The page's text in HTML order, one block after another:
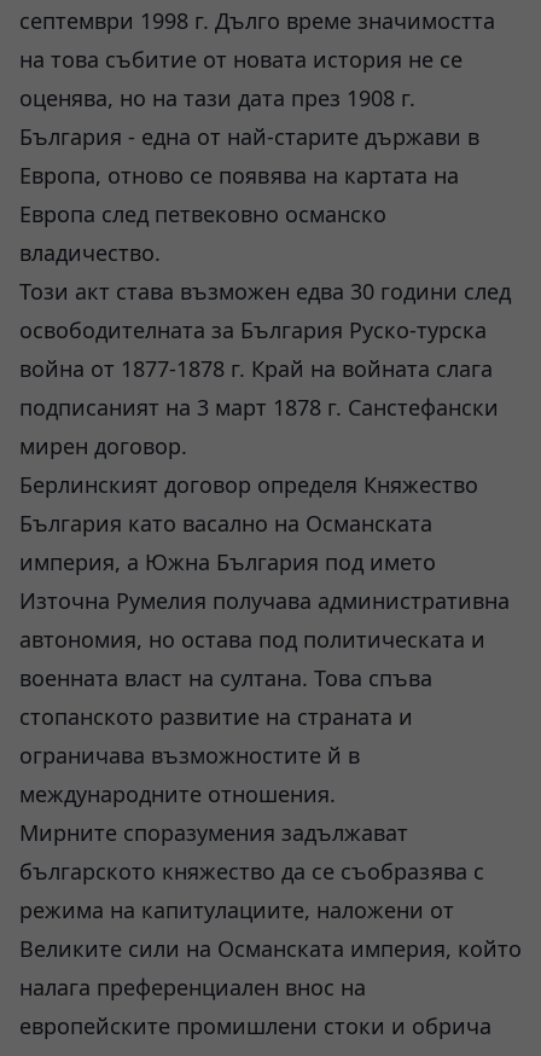
септември 1998 г. Дълго време значимостта
на това събитие от новата история не се
оценява, но на тази дата през 1908 г.
България - една от най-старите държави в
Европа, отново се появява на картата на
Европа след петвековно османско
владичество.
Този акт става възможен едва 30 години след
освободителната за България Руско-турска
война от 1877-1878 г. Край на войната слага
подписаният на 3 март 1878 г. Санстефански
мирен договор.
Берлинският договор определя Княжество
България като васално на Османската
империя, а Южна България под името
Източна Румелия получава административна
автономия, но остава под политическата и
военната власт на султана. Това спъва
стопанското развитие на страната и
ограничава възможностите й в
международните отношения.
Мирните споразумения задължават
българското княжество да се съобразява с
режима на капитулациите, наложени от
Великите сили на Османската империя, който
налага преференциален внос на
европейските промишлени стоки и обрича